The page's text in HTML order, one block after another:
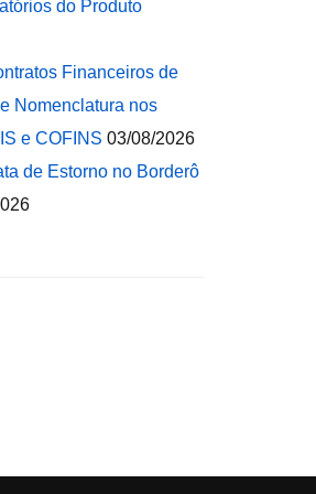
do Produto
Financeiros de
Nomenclatura nos
e COFINS 03/08/2026
de Estorno no Borderô